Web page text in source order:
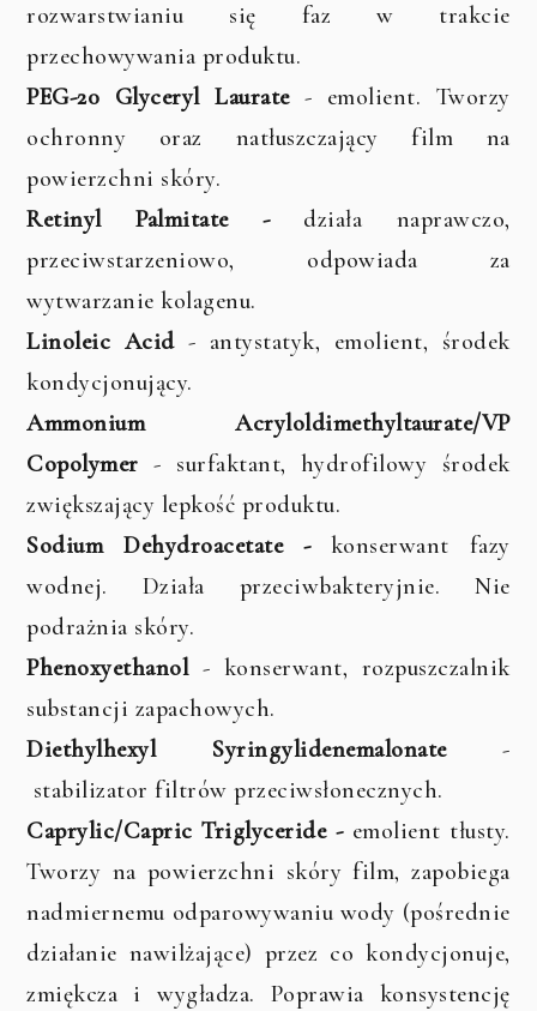
rozwarstwianiu się faz w trakcie
przechowywania produktu.
PEG-20 Glyceryl Laurate- emolient. Tworzy
ochronny oraz natłuszczający film na
powierzchni skóry.
Retinyl Palmitate - działa naprawczo,
przeciwstarzeniowo, odpowiada za
wytwarzanie kolagenu.
Linoleic Acid- antystatyk, emolient, środek
kondycjonujący.
Ammonium Acryloldimethyltaurate/VP
Copolymer - surfaktant, hydrofilowy środek
zwiększający lepkość produktu.
Sodium Dehydroacetate - konserwant fazy
wodnej. Działa przeciwbakteryjnie. Nie
podrażnia skóry.
Phenoxyethanol- konserwant, rozpuszczalnik
substancji zapachowych.
Diethylhexyl Syringylidenemalonate-
stabilizator filtrów przeciwsłonecznych.
Caprylic/Capric Triglyceride - emolient tłusty.
Tworzy na powierzchni skóry film, zapobiega
nadmiernemu odparowywaniu wody (pośrednie
działanie nawilżające) przez co kondycjonuje,
zmiękcza i wygładza. Poprawia konsystencję